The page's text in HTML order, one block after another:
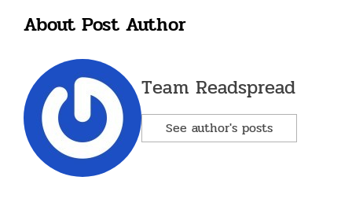
About Post Author
Team Readspread
See author's posts